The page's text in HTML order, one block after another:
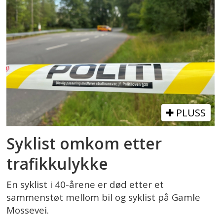
PLUSS
Syklist omkom etter
trafikkulykke
En syklist i 40-årene er død etter et
sammenstøt mellom bil og syklist på Gamle
Mossevei.